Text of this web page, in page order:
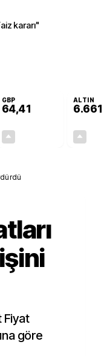
kararı"
GBP
64,41
ALTIN
6.661
Fiyat
göre